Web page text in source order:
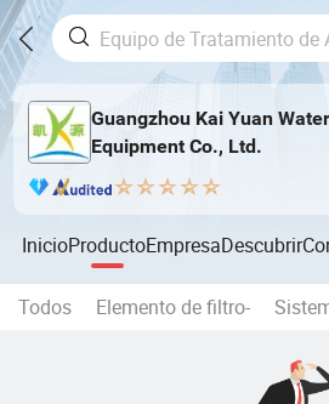
Guangzhou Kai Yuan
Equipment Co., Ltd.
InicioProductoEmpresaDescubrir
Todos Elemento de filtro-